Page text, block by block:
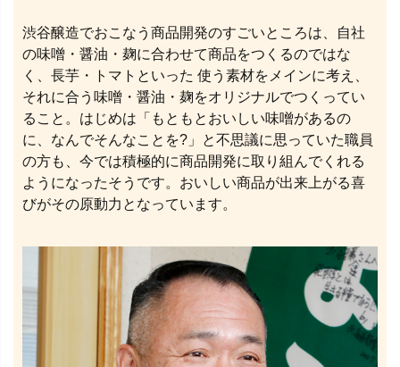
渋谷醸造でおこなう商品開発のすごいところは、自社
の味噌・醤油・麹に合わせて商品をつくるのではな
く、長芋・トマトといった 使う素材をメインに考え、
それに合う味噌・醤油・麹をオリジナルでつくってい
ること。はじめは「もともとおいしい味噌があるの
に、なんでそんなことを?」と不思議に思っていた職員
の方も、今では積極的に商品開発に取り組んでくれる
ようになったそうです。おいしい商品が出来上がる喜
びがその原動力となっています。